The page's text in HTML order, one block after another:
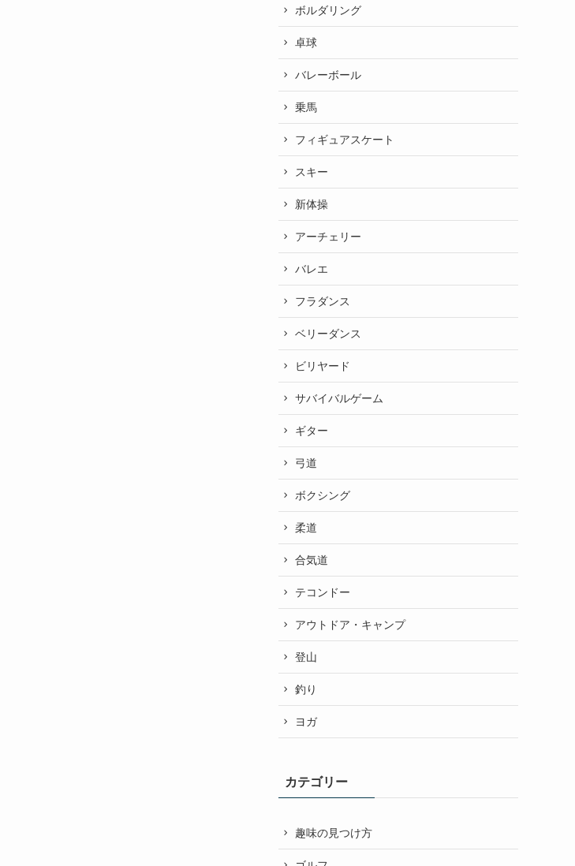
ボルダリング
卓球
バレーボール
乗馬
フィギュアスケート
スキー
新体操
アーチェリー
バレエ
フラダンス
ベリーダンス
ビリヤード
サバイバルゲーム
ギター
弓道
ボクシング
柔道
合気道
テコンドー
アウトドア・キャンプ
登山
釣り
ヨガ
カテゴリー
趣味の見つけ方